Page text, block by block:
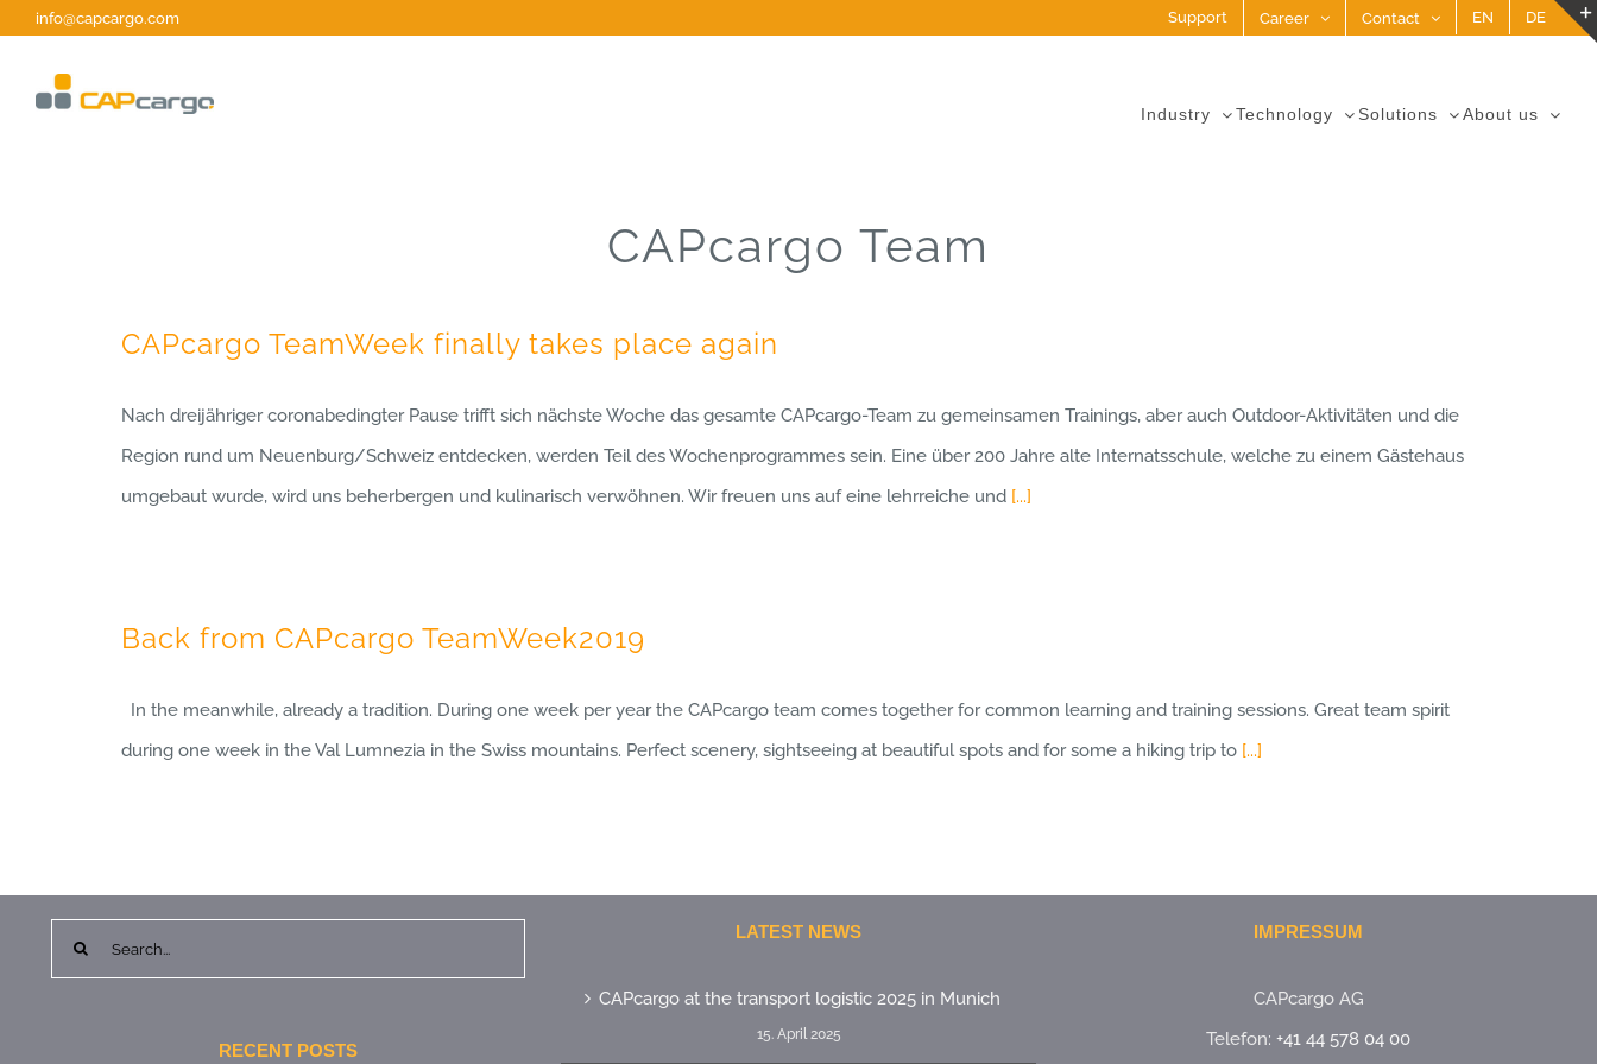
content
info@capcargo.com Support Career Contact EN DE
Industry Technology Solutions About us
CAPcargo Team
CAPcargo TeamWeek finally takes place again
Nach dreijähriger coronabedingter Pause trifft sich nächste Woche das gesamte CAPcargo-Team zu gemeinsamen Trainings, aber auch Outdoor-Aktivitäten und die
Region rund um Neuenburg/Schweiz entdecken, werden Teil des Wochenprogrammes sein. Eine über 200 Jahre alte Internatsschule, welche zu einem Gästehaus
umgebaut wurde, wird uns beherbergen und kulinarisch verwöhnen. Wir freuen uns auf eine lehrreiche und [...]
Back from CAPcargo TeamWeek2019
In the meanwhile, already a tradition. During one week per year the CAPcargo team comes together for common learning and training sessions. Great team spirit
during one week in the Val Lumnezia in the Swiss mountains. Perfect scenery, sightseeing at beautiful spots and for some a hiking trip to [...]
Search
for:
RECENT POSTS
LATEST NEWS
CAPcargo at the transport logistic 2025 in Munich
15. April 2025
IMPRESSUM
CAPcargo AG
Telefon:+41 44 578 04 00